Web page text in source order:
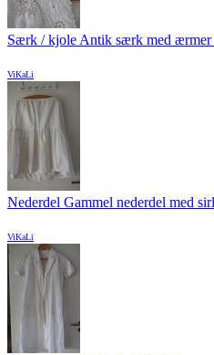
Særk / kjole Antik særk med ærmer
ViKaLi
Nederdel Gammel nederdel med
ViKaLi